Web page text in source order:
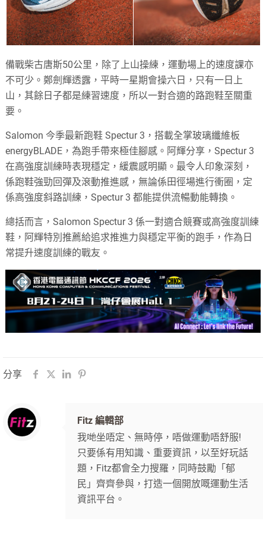
備戰柴古唐斯50公里，除了上山操練，運動場上的速度課亦
不可少。鄭劍輝透露，平時一星期會操六日，只有一日上
山，其餘日子都是練習速度，所以一對合適的路跑鞋至關重
要。
Salomon 今季最新跑鞋 Spectur 3，搭載全掌玻璃纖維板
energyBLADE，為跑手帶來極佳腳感。阿輝分享，Spectur 3
在高強度訓練時表現穩定，緩震感明顯。最令人印象深刻，
係跑鞋強勁回彈及滾動推進感，無論係田徑場進行衝圈，定
係高強度斜路訓練，Spectur 3 都能提供流暢動能轉換。
總括而言，Salomon Spectur 3 係一對適合競賽或高強度訓練
鞋，阿輝特別推薦給追求推進力與穩定平衡的跑手，作為日
常提升速度訓練的戰友。
分享
Fitz 編輯部
我哋坐唔定、無時停，唔做運動唔舒服!
只要係有用知識、重要資訊，以至好玩話
題，Fitz都會全力搜羅，同時鼓勵「郁
民」齊齊參與，打造一個開放嘅運動生活
資訊平台。